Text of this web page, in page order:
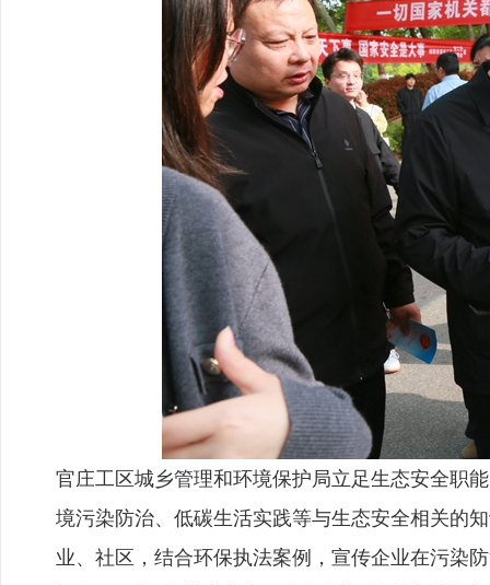
官庄工区城乡管理和环境保护局立足生态安全职
境污染防治、低碳生活实践等与生态安全相关的
业、社区，结合环保执法案例，宣传企业在污染